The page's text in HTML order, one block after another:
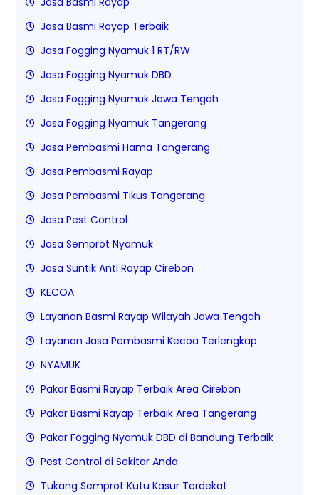
Jasa Basmi Rayap Terbaik
Jasa Fogging Nyamuk 1 RT/RW
Jasa Fogging Nyamuk DBD
Jasa Fogging Nyamuk Jawa Tengah
Jasa Fogging Nyamuk Tangerang
Jasa Pembasmi Hama Tangerang
Jasa Pembasmi Rayap
Jasa Pembasmi Tikus Tangerang
Jasa Pest Control
Jasa Semprot Nyamuk
Jasa Suntik Anti Rayap Cirebon
KECOA
Layanan Basmi Rayap Wilayah Jawa Tengah
Layanan Jasa Pembasmi Kecoa Terlengkap
NYAMUK
Pakar Basmi Rayap Terbaik Area Cirebon
Pakar Basmi Rayap Terbaik Area Tangerang
Pakar Fogging Nyamuk DBD di Bandung Terbaik
Pest Control di Sekitar Anda
Tukang Semprot Kutu Kasur Terdekat